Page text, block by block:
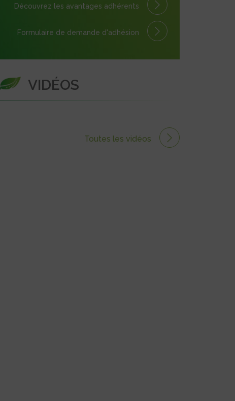
Découvrez les avantages adhérents
Formulaire de demande d'adhésion
VIDÉOS
Toutes les vidéos